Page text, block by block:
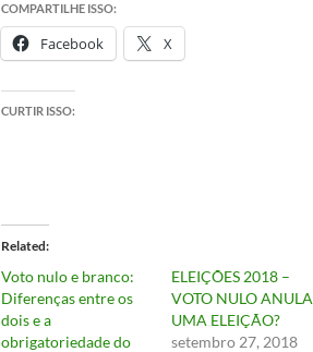
COMPARTILHE ISSO:
Facebook X
CURTIR ISSO:
Related
Voto nulo e branco:
Diferenças entre os
dois e a
obrigatoriedade do
ELEIÇÕES 2018 –
VOTO NULO ANULA
UMA ELEIÇÃO?
setembro 27, 2018